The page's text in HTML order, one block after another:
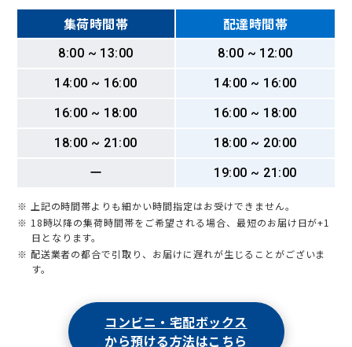
集荷時間帯 配達時間帯
8:00 ~ 13:00
8:00 ~ 12:00
14:00 ~ 16:00
14:00 ~ 16:00
16:00 ~ 18:00
16:00 ~ 18:00
18:00 ~ 21:00
18:00 ~ 20:00
ー
19:00 ~ 21:00
※ 上記の時間帯よりも細かい時間指定はお受けできません。
※ 18時以降の集荷時間帯をご希望される場合、最短のお届け日が+1
日となります。
※ 配送業者の都合で引取り、お届けに遅れが生じることがございま
す。
コンビニ・宅配ボックス
から預ける方法はこちら